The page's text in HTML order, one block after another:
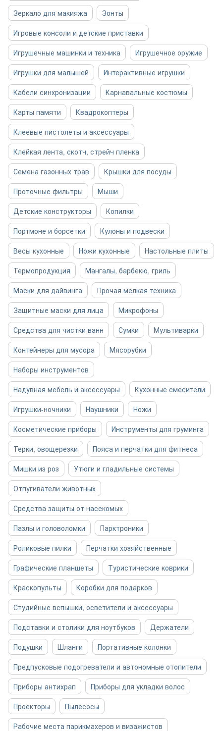
Зеркало для макияжа
Зонты
Игровые консоли и детские приставки
Игрушечные машинки и техника
Игрушечное оружие
Игрушки для малышей
Интерактивные игрушки
Кабели синхронизации
Карнавальные костюмы
Карты памяти
Квадрокоптеры
Клеевые пистолеты и аксессуары
Клейкая лента, скотч, стрейч пленка
Семена газонных трав
Крышки для посуды
Проточные фильтры
Мыши
Детские конструкторы
Копилки
Портмоне и борсетки
Кулоны и подвески
Весы кухонные
Ножи кухонные
Настольные плиты
Термопродукция
Мангалы, барбекю, гриль
Маски для дайвинга
Прочая мелкая техника
Защитные маски для лица
Микрофоны
Средства для чистки ванн
Сумки
Мультиварки
Контейнеры для мусора
Мясорубки
Наборы инструментов
Надувная мебель и аксессуары
Кухонные смесители
Игрушки-ночники
Наушники
Ножи
Косметические приборы
Инструменты для груминга
Терки, овощерезки
Пояса и перчатки для фитнеса
Мишки из роз
Утюги и гладильные системы
Отпугиватели животных
Средства защиты от насекомых
Пазлы и головоломки
Парктроники
Роликовые пилки
Перчатки хозяйственные
Графические планшеты
Туристические коврики
Краскопульты
Коробки для подарков
Студийные вспышки, осветители и аксессуары
Подставки и столики для ноутбуков
Держатели
Подушки
Шланги
Портативные колонки
Предпусковые подогреватели и автономные отопители
Приборы антихрап
Приборы для укладки волос
Проекторы
Пылесосы
Рабочие места парикмахеров и визажистов